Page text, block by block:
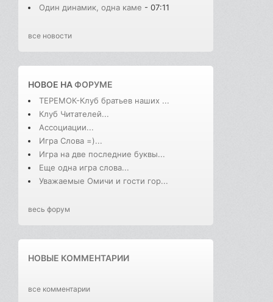
Один динамик, одна каме - 07:11
все новости
НОВОЕ НАФОРУМЕ
ТЕРЕМОК-Клуб братьев наших ...
Клуб Читателей...
Ассоциации...
Игра Слова =)...
Игра на две последние буквы...
Еще одна игра слова...
Уважаемые Омичи и гости гор...
весь форум
НОВЫЕ КОММЕНТАРИИ
все комментарии